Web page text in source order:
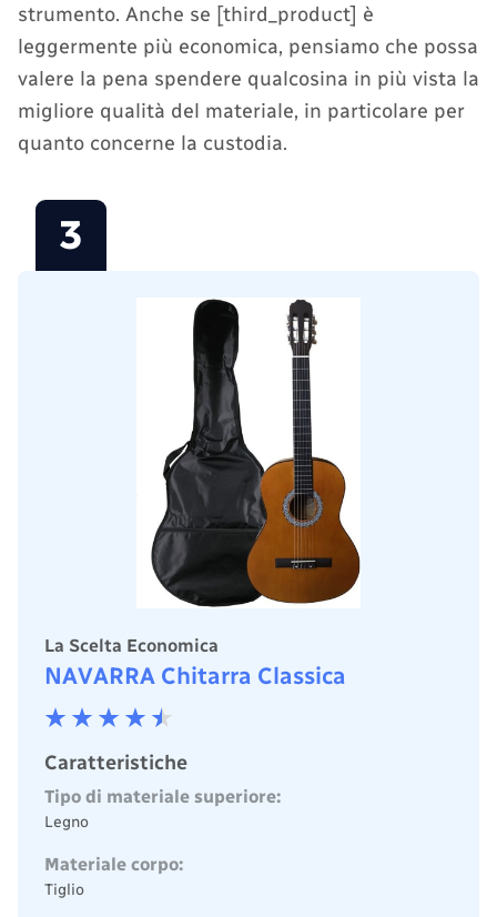
strumento. Anche se [third_product] è
leggermente più economica, pensiamo che possa
valere la pena spendere qualcosina in più vista la
migliore qualità del materiale, in particolare per
quanto concerne la custodia.
3
La Scelta Economica
NAVARRA Chitarra Classica
Caratteristiche
Tipo di materiale superiore:
Legno
Materiale corpo:
Tiglio